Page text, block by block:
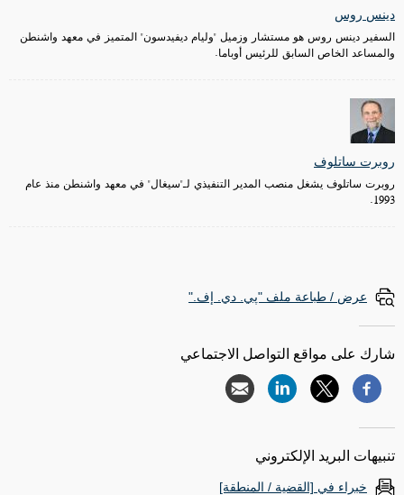
دينس روس
السفير دينس روس هو مستشار وزميل "وليام ديفيدسون" المتميز في معهد واشنطن
والمساعد الخاص السابق للرئيس أوباما.
روبرت ساتلوف
روبرت ساتلوف يشغل منصب المدير التنفيذي لـ"سيغال" في معهد واشنطن منذ عام
1993.
عرض / طباعة ملف "پي. دي. إف."
شارك على مواقع التواصل الاجتماعي
تنبيهات البريد الإلكتروني
خبراء في [القضية / المنطقة]